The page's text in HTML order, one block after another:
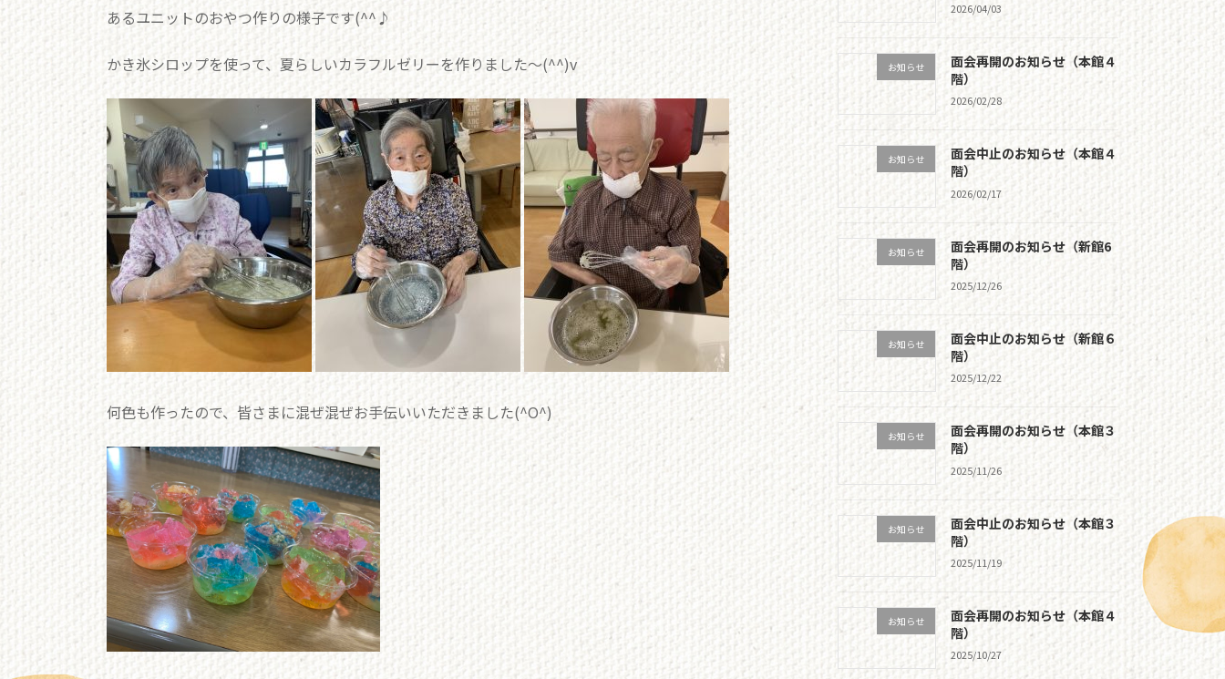
あるユニットのおやつ作りの様子です(^^♪
かき氷シロップを使って、夏らしいカラフルゼリーを作りました～(^^)v
何色も作ったので、皆さまに混ぜ混ぜお手伝いいただきました(^O^)
2026/04/03
お知らせ
面会再開のお知らせ（本館４
階）
2026/02/28
お知らせ
面会中止のお知らせ（本館４
階）
2026/02/17
お知らせ
面会再開のお知らせ（新館6
階）
2025/12/26
お知らせ
面会中止のお知らせ（新館６
階）
2025/12/22
お知らせ
面会再開のお知らせ（本館３
階）
2025/11/26
お知らせ
面会中止のお知らせ（本館３
階）
2025/11/19
お知らせ
面会再開のお知らせ（本館４
階）
2025/10/27